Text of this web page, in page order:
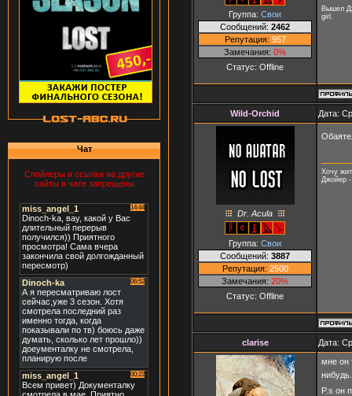
Чат
Спойлеры и ссылки на другие
сайты в чате запрещены
Группа: Свои
Сообщений: 2462
Репутация: 957
Замечания: 0%
Статус: Offline
Вышел
girl.
Wild-Orchid Дата:
Dr. Acula
Группа: Свои
Сообщений: 3887
Репутация: 2500
Замечания: 20%
Статус: Offline
Хочу
Джойер
clarise Дата:
мне он
P.s он